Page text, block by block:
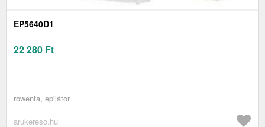
EP5640D1
22 280 Ft
rowenta, epilátor
arukereso.hu